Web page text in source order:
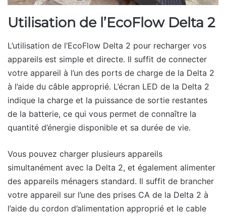
Utilisation de l’EcoFlow Delta 2
L’utilisation de l’EcoFlow Delta 2 pour recharger vos
appareils est simple et directe. Il suffit de connecter
votre appareil à l’un des ports de charge de la Delta 2
à l’aide du câble approprié. L’écran LED de la Delta 2
indique la charge et la puissance de sortie restantes
de la batterie, ce qui vous permet de connaître la
quantité d’énergie disponible et sa durée de vie.
Vous pouvez charger plusieurs appareils
simultanément avec la Delta 2, et également alimenter
des appareils ménagers standard. Il suffit de brancher
votre appareil sur l’une des prises CA de la Delta 2 à
l’aide du cordon d’alimentation approprié et le cable